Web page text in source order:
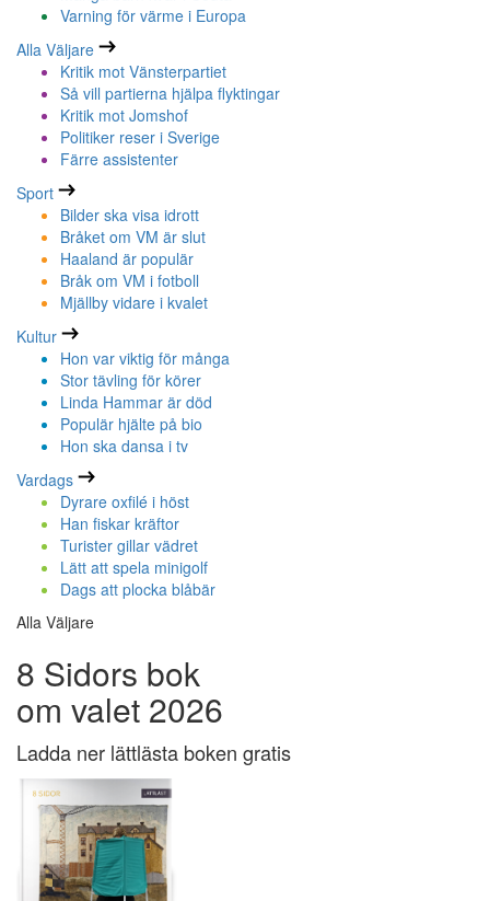
Varning för värme i Europa
Alla Väljare
Kritik mot Vänsterpartiet
Så vill partierna hjälpa flyktingar
Kritik mot Jomshof
Politiker reser i Sverige
Färre assistenter
Sport
Bilder ska visa idrott
Bråket om VM är slut
Haaland är populär
Bråk om VM i fotboll
Mjällby vidare i kvalet
Kultur
Hon var viktig för många
Stor tävling för körer
Linda Hammar är död
Populär hjälte på bio
Hon ska dansa i tv
Vardags
Dyrare oxfilé i höst
Han fiskar kräftor
Turister gillar vädret
Lätt att spela minigolf
Dags att plocka blåbär
Alla Väljare
8 Sidors bok
om valet 2026
Ladda ner lättlästa boken gratis